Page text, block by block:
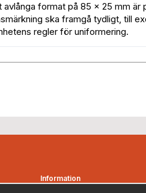
avlånga format på 85 x 25 mm
ska framgå tydligt, till
regler för uniformering.
Information